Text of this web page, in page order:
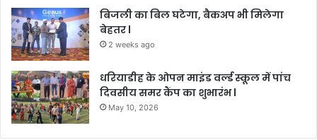
बिजली का बिल घटेगा, बैकअप भी मिलेगा
बेहतर l
2 weeks ago
धरियाडीह के ओपन माइंड वर्ल्ड स्कूल में पांच
दिवसीय समर कैंप का शुभारंभ l
May 10, 2026